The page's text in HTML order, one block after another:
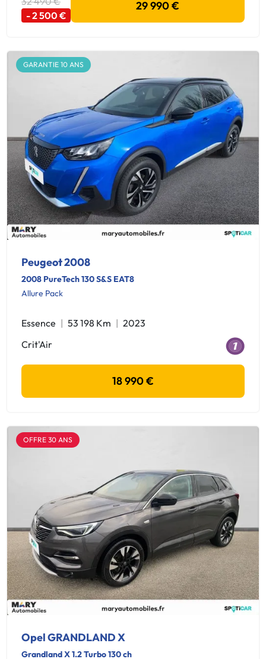
- 2 500 €
29 990 €
GARANTIE 10 ANS
Peugeot 2008
2008 PureTech 130 S&S EAT8
Allure Pack
Essence 53 198 Km
2023
Crit'Air
18 990 €
OFFRE 30 ANS
Opel GRANDLAND X
Grandland X 1.2 Turbo 130 ch